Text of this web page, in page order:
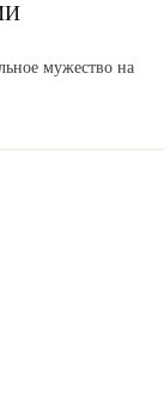
мужество на